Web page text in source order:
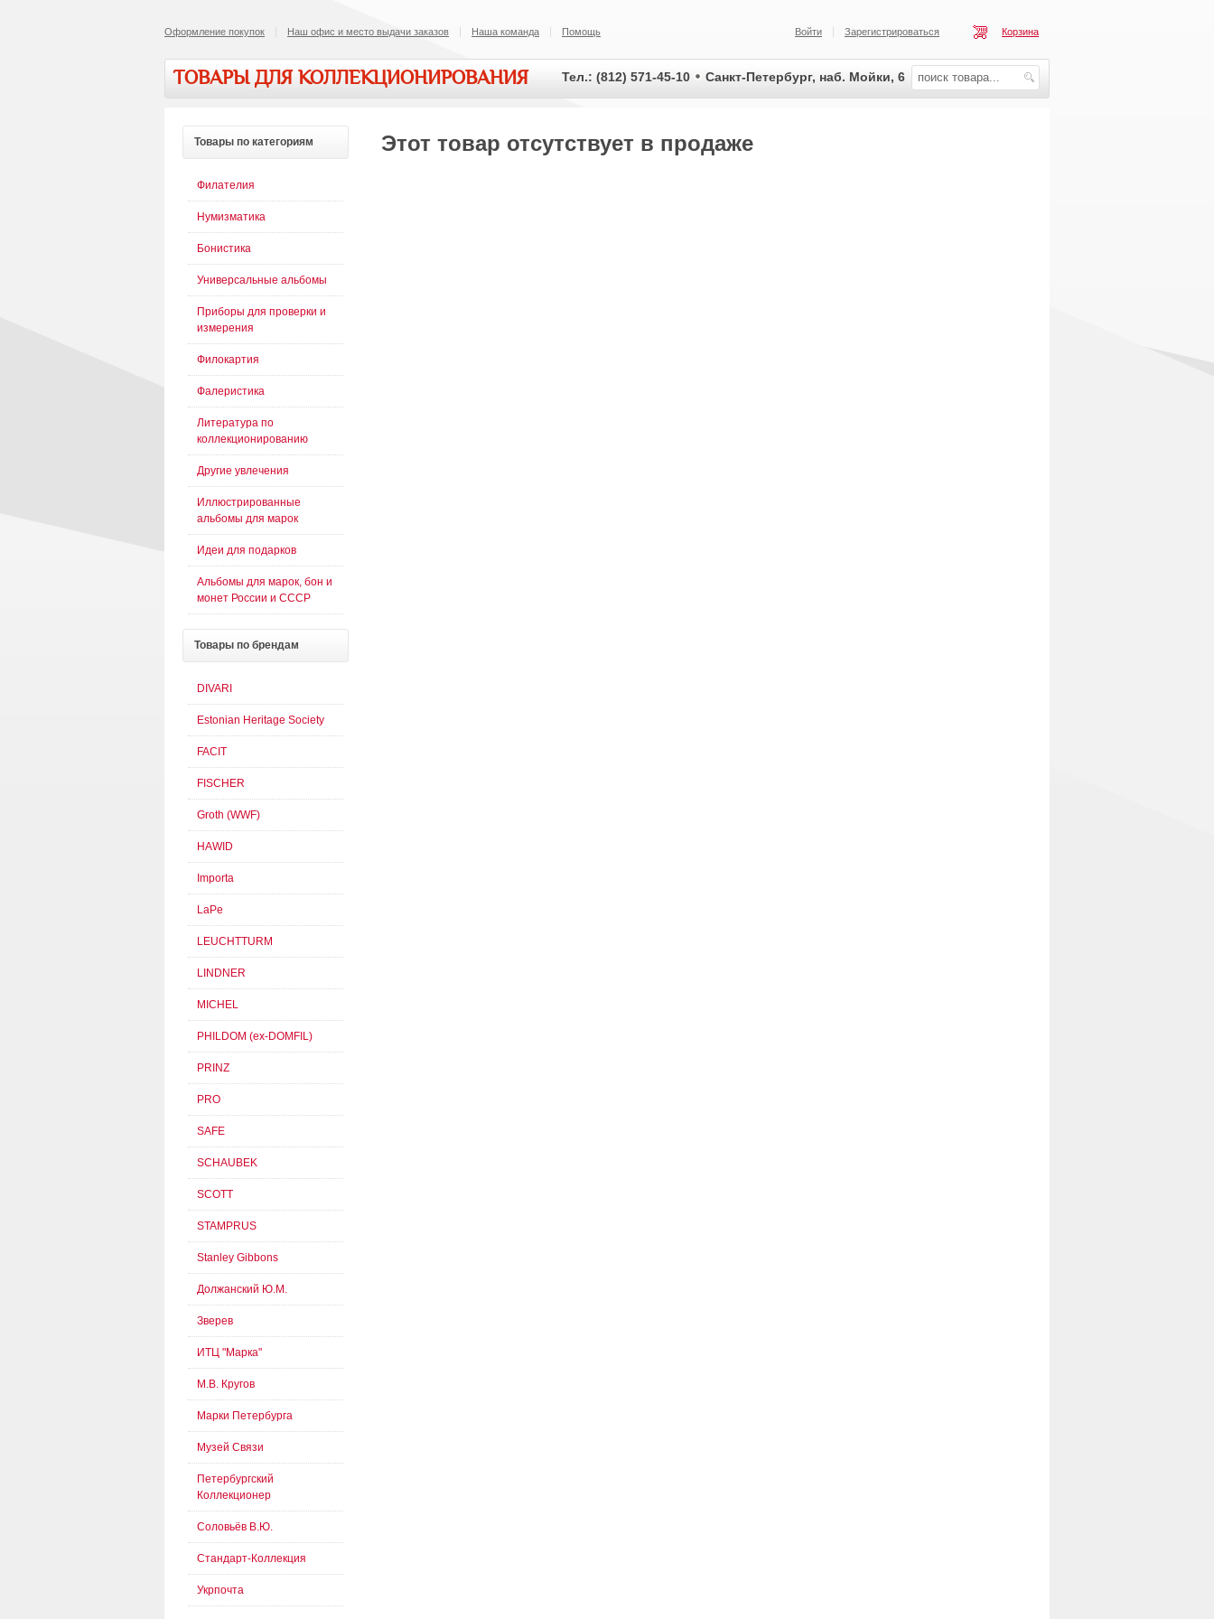
Оформление покупок Наш офис и место выдачи заказов Наша команда Помощь Корзина
Зарегистрироваться
Войти
ТОВАРЫ ДЛЯ КОЛЛЕКЦИОНИРОВАНИЯ Тел.: (812) 571-45-10 Санкт-Петербург, наб. Мойки, 6
Этот товар отсутствует в продаже
Товары по категориям
Филателия
Нумизматика
Бонистика
Универсальные альбомы
Приборы для проверки и
измерения
Филокартия
Фалеристика
Литература по
коллекционированию
Другие увлечения
Иллюстрированные
альбомы для марок
Идеи для подарков
Альбомы для марок, бон и
монет России и СССР
Товары по брендам
DIVARI
Estonian Heritage Society
FACIT
FISCHER
Groth (WWF)
HAWID
Importa
LaPe
LEUCHTTURM
LINDNER
MICHEL
PHILDOM (ex-DOMFIL)
PRINZ
PRO
SAFE
SCHAUBEK
SCOTT
STAMPRUS
Stanley Gibbons
Должанский Ю.М.
Зверев
ИТЦ "Марка"
М.В. Кругов
Марки Петербурга
Музей Связи
Петербургский
Коллекционер
Соловьёв В.Ю.
Стандарт-Коллекция
Укрпочта